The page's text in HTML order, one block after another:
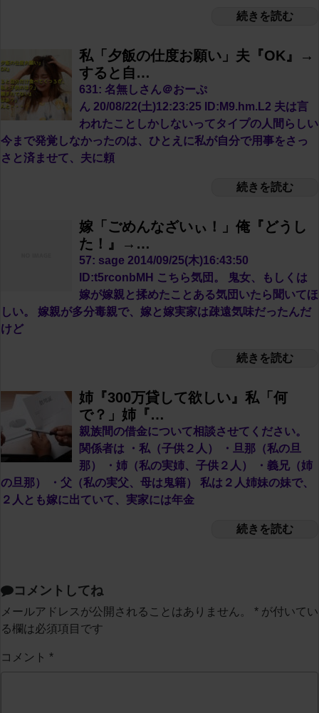
続きを読む
私「夕飯の仕度お願い」夫『OK』→
すると自…
631: 名無しさん＠おーぷ
ん 20/08/22(土)12:23:25 ID:M9.hm.L2 夫は言
われたことしかしないってタイプの人間らしい
今まで発覚しなかったのは、ひとえに私が自分で用事をさっ
さと済ませて、夫に頼
続きを読む
嫁「ごめんなざいぃ！」俺『どうし
た！』→…
57: sage 2014/09/25(木)16:43:50
ID:t5rconbMH こちら気団。 鬼女、もしくは
嫁が嫁親と揉めたことある気団いたら聞いてほ
しい。 嫁親が多分毒親で、嫁と嫁実家は疎遠気味だったんだ
けど
続きを読む
姉『300万貸して欲しい』私「何
で？」姉『…
親族間の借金について相談させてください。
関係者は ・私（子供２人） ・旦那（私の旦
那） ・姉（私の実姉、子供２人） ・義兄（姉
の旦那） ・父（私の実父、母は鬼籍） 私は２人姉妹の妹で、
２人とも嫁に出ていて、実家には年金
続きを読む
コメントしてね
メールアドレスが公開されることはありません。 * が付いてい
る欄は必須項目です
コメント *